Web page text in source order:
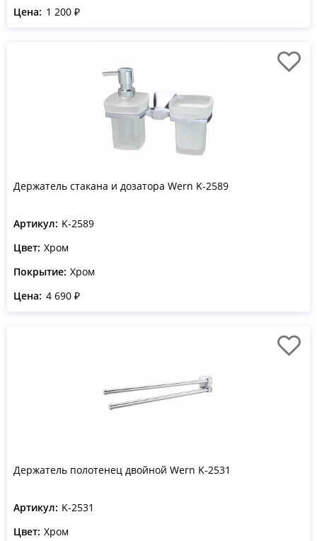
Цена: 1 200 ₽
Держатель стакана и дозатора Wern K-2589
Артикул: K-2589
Цвет: Хром
Покрытие: Хром
Цена: 4 690 ₽
Держатель полотенец двойной Wern K-2531
Артикул: K-2531
Цвет: Хром